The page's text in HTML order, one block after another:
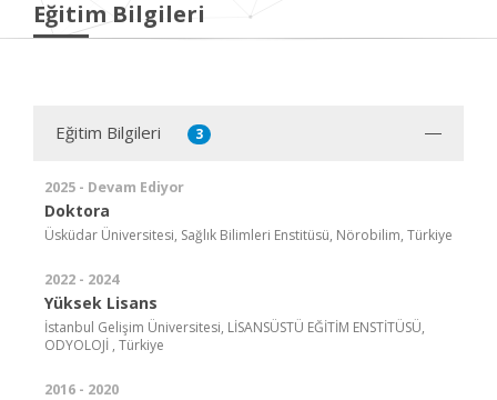
Eğitim Bilgileri
Eğitim Bilgileri 3
2025 - Devam Ediyor
Doktora
Üsküdar Üniversitesi, Sağlık Bilimleri Enstitüsü, Nörobilim, Türkiye
2022 - 2024
Yüksek Lisans
İstanbul Gelişim Üniversitesi, LİSANSÜSTÜ EĞİTİM ENSTİTÜSÜ,
ODYOLOJİ , Türkiye
2016 - 2020